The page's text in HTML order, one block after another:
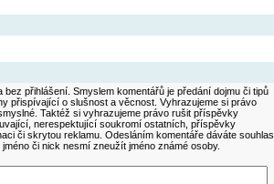
přihlášení. Smyslem komentářů je předání dojmu či tipů
přispívající o slušnost a věcnost. Vyhrazujeme si právo
Taktéž si vyhrazujeme právo rušit příspěvky
nerespektující soukromí ostatních, příspěvky
či skrytou reklamu. Odesláním komentáře dáváte souhlas
či nick nesmí zneužít jméno známé osoby.